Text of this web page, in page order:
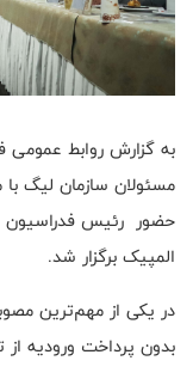
به گزارش روابط
مسئولان سازمان لیگ با
حضور رئیس فدراسیون
المپیک برگزار شد.
در یکی از مهم‌ترین
بدون ‌پرداخت ورودیه از